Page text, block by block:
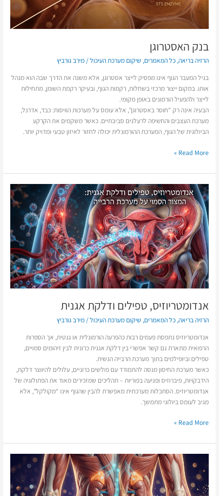
בנק האסטרוגן
הרזיה בריאה,כל המאמרים, שיקום מערכת העיכול/מירב גורביץ
בגיל המעבר הגוף אינו מפסיק לייצר אסטרוגן, אלא משנה את הדרך שבה הוא מנהל
אותו. במקום ייצור מרכזי בשחלות, רקמות הגוף, ובעיקר רקמת השומן, מתחילות
לייצר ולהפעיל הורמונים באופן מקומי.
הבעיה אינה רק "חוסר באסטרוגן", אלא עומס על מערכות הוויסות: כבד, אדרנל,
מערכת העצבים והחשיפה לרעלנים סביבתיים. כאשר משקמים את הקרקע
הביולוגית של הגוף, המערכת ההורמונלית יכולה לחזור לאיזון טבעי ומדויק יותר.
Read More »
אנדומטריוזיס, טפילים ודלקת אגנית
הרזיה בריאה,כל המאמרים, שיקום מערכת העיכול/מירב גורביץ
אנדומטריוזיס נתפסת פעמים רבות כהפרעה הורמונלית או גנטית, אך הספרות
הרפואית מתארת גם קשר אפשרי בין דלקת אגנית כרונית לבין זיהומים סמויים,
טפילים וביופילמים בתוך מערכת הרבייה הנשית.
כאשר מערכת החיסון מנסה להתמודד עם פולשים כרוניים, עלולים להיווצר דלקת,
הידבקויות, פיברוזיס ופגיעה בפוריות – תהליכים שמזכירים מאוד את הפתולוגיה של
אנדומטריוזיס. הסתכלות מערכתית מאפשרת להבין שהגוף אינו “מקולקל”, אלא
מגיב לעומס ביולוגי מתמשך.
אנדומטריוזיס,
טפילים
ודלקת
אגנית
Read More »
גב
תחתון
והאדרנל